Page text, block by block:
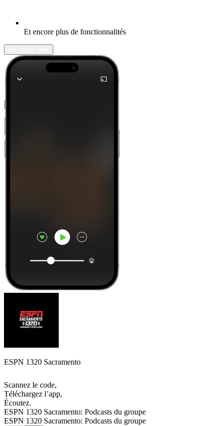
Et encore plus de fonctionnalités
ESPN 1320 Sacramento
Scannez le code,
Téléchargez l’app,
Écoutez.
ESPN 1320 Sacramento: Podcasts du groupe
ESPN 1320 Sacramento: Podcasts du groupe